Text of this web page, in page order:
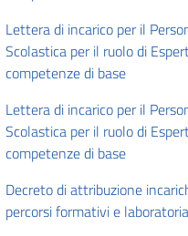
Lettera di incarico per il
Scolastica per il ruolo di
competenze di base
Lettera di incarico per il
Scolastica per il ruolo di
competenze di base
Decreto di attribuzione
percorsi formativi e